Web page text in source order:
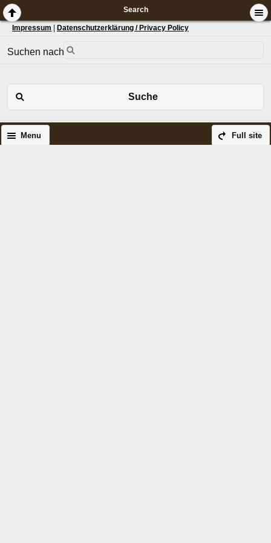
Search
Impressum Datenschutzerklärung / Privacy Policy
Suchen nach:
Suche
Full site
Menu